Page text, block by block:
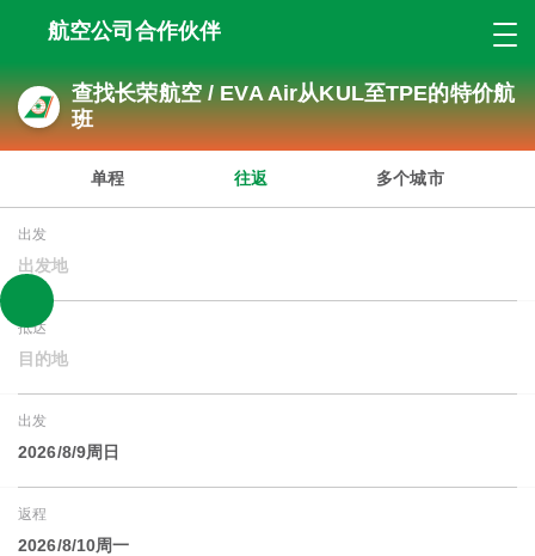
航空公司合作伙伴
查找长荣航空 / EVA Air从KUL至TPE的特价航
班
单程 往返 多个城市
出发
出发地
抵达
目的地
出发
2026/8/9周日
返程
2026/8/10周一